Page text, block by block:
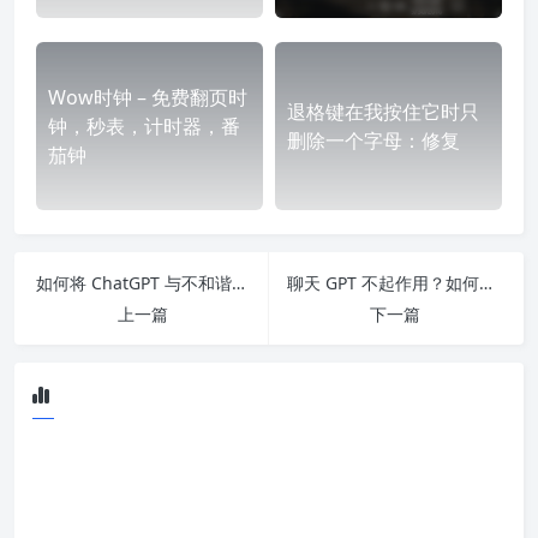
Wow时钟 – 免费翻页时
钟，秒表，计时器，番
茄钟
退格键在我按住它时只
删除一个字母：修复
如何将 ChatGPT 与不和谐集成 [+ 5 个智能提示]
上一篇
聊天 GPT 不起作用？如何在 2023 年修复
下一篇